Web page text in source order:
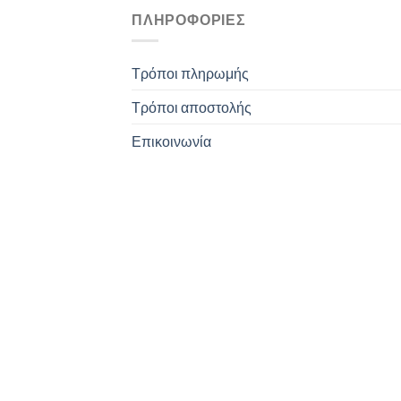
ΠΛΗΡΟΦΟΡΊΕΣ
Τρόποι πληρωμής
Τρόποι αποστολής
Επικοινωνία